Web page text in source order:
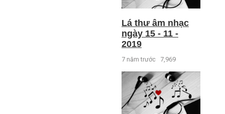
Lá thư âm nhạc
ngày 15 - 11 -
2019
7 năm trước 7,969